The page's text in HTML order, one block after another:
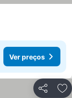
Ver preços
Partilhar